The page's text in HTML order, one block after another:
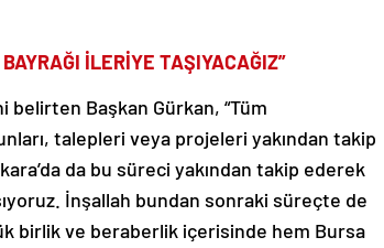
İLERİYE TAŞIYACAĞIZ”
belirten Başkan Gürkan, “Tüm
talepleri veya projeleri yakından takip
da bu süreci yakından takip ederek
İnşallah bundan sonraki süreçte de
birlik ve beraberlik içerisinde hem Bursa